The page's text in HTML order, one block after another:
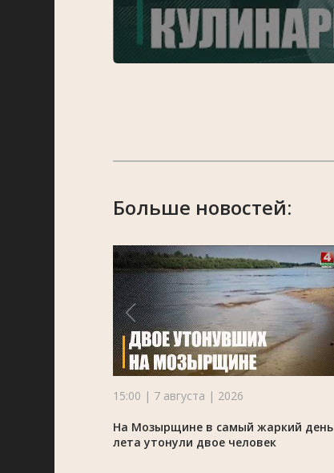
Больше новостей:
15:00 | 7 августа | 2026
На Мозырщине в самый жаркий день
лета утонули двое человек